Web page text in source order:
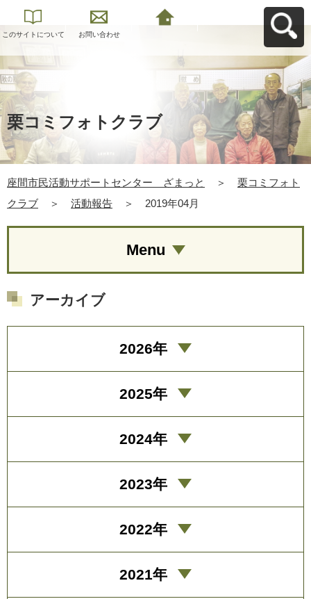
このサイトについて お問い合わせ
栗コミフォトクラブ
座間市民活動サポートセンター ざまっと ＞
栗コミフォト
クラブ
＞ 活動報告 ＞ 2019年04月
Menu
アーカイブ
2026年
2025年
2024年
2023年
2022年
2021年